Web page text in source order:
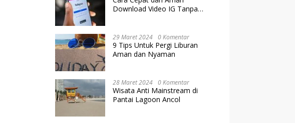
Download Video IG Tanpa
29 Maret 2024 0 Komentar
9 Tips Untuk Pergi Liburan
Aman dan Nyaman
28 Maret 2024 0 Komentar
Wisata Anti Mainstream di
Pantai Lagoon Ancol